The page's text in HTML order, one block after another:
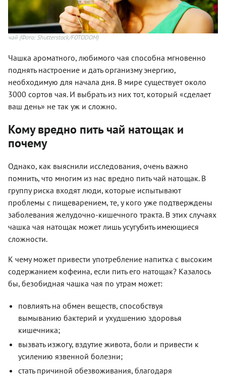
чай (Фото: Shutterstock/FOTODOM)
Чашка ароматного, любимого чая способна мгновенно
поднять настроение и дать организму энергию,
необходимую для начала дня. В мире существует около
3000 сортов чая. И выбрать из них тот, который «сделает
ваш день» не так уж и сложно.
Кому вредно пить чай натощак и
почему
Однако, как выяснили исследования, очень важно
помнить, что многим из нас вредно пить чай натощак. В
группу риска входят люди, которые испытывают
проблемы с пищеварением, те, у кого уже подтверждены
заболевания желудочно-кишечного тракта. В этих случаях
чашка чая натощак может лишь усугубить имеющиеся
сложности.
К чему может привести употребление напитка с высоким
содержанием кофеина, если пить его натощак? Казалось
бы, безобидная чашка чая по утрам может:
повлиять на обмен веществ, способствуя
вымыванию бактерий и ухудшению здоровья
кишечника;
вызвать изжогу, вздутие живота, боли и привести к
усилению язвенной болезни;
стать причиной обезвоживания, благодаря